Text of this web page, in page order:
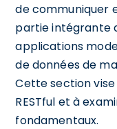
de communiquer
partie intégrante
applications
de données de
Cette section
RESTful et à
fondamentaux.